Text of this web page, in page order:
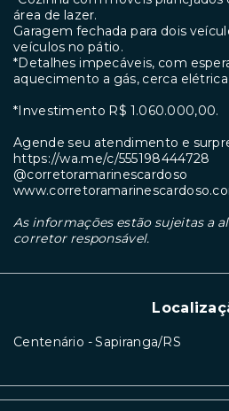
área de lazer.
Garagem fechada para dois
veículos no pátio.
*Detalhes impecáveis, com
aquecimento a gás, cerca
*Investimento R$ 1.060.000,00.
Agende seu atendimento e
https://wa.me/c/555198444728
@corretoramarinescardoso
As informações estão sujeitas a
corretor responsável.
Centenário - Sapiranga/RS